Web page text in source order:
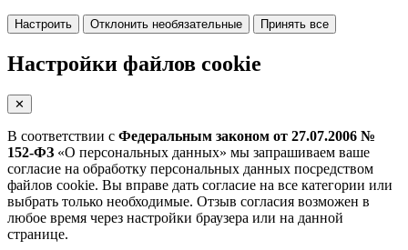
Настроить Отклонить необязательные Принять все
Настройки файлов cookie
✕
В соответствии с Федеральным законом от 27.07.2006 №
152-ФЗ «О персональных данных» мы запрашиваем ваше
согласие на обработку персональных данных посредством
файлов cookie. Вы вправе дать согласие на все категории или
выбрать только необходимые. Отзыв согласия возможен в
любое время через настройки браузера или на данной
странице.